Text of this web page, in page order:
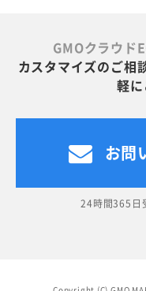
GMOクラウド
カスタマイズのご相
軽
お問
24時間365日